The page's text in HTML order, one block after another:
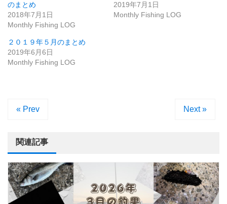
のまとめ
2018年7月1日
Monthly Fishing LOG
2019年7月1日
Monthly Fishing LOG
２０１９年５月のまとめ
2019年6月6日
Monthly Fishing LOG
« Prev Next »
関連記事